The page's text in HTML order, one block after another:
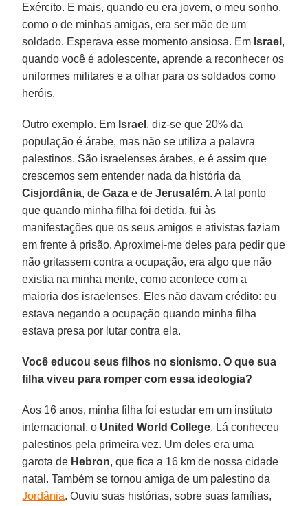
Exército. E mais, quando eu era jovem, o meu sonho,
como o de minhas amigas, era ser mãe de um
soldado. Esperava esse momento ansiosa. Em Israel ,
quando você é adolescente, aprende a reconhecer os
uniformes militares e a olhar para os soldados como
heróis.
Outro exemplo. Em Israel , diz-se que 20% da
população é árabe, mas não se utiliza a palavra
palestinos. São israelenses árabes, e é assim que
crescemos sem entender nada da história da
Cisjordânia, deGaza e deJerusalém. A tal ponto
que quando minha filha foi detida, fui às
manifestações que os seus amigos e ativistas faziam
em frente à prisão. Aproximei-me deles para pedir que
não gritassem contra a ocupação, era algo que não
existia na minha mente, como acontece com a
maioria dos israelenses. Eles não davam crédito: eu
estava negando a ocupação quando minha filha
estava presa por lutar contra ela.
Você educou seus filhos no sionismo. O que sua
filha viveu para romper com essa ideologia?
Aos 16 anos, minha filha foi estudar em um instituto
internacional, o United World College. Lá conheceu
palestinos pela primeira vez. Um deles era uma
garota de Hebron, que fica a 16 km de nossa cidade
natal. Também se tornou amiga de um palestino da
Jordânia. Ouviu suas histórias, sobre suas famílias,